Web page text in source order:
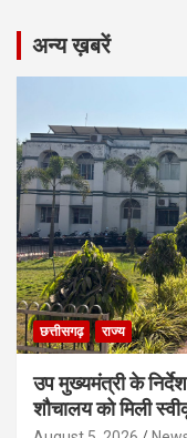
अन्य ख़बरें
छत्तीसगढ़ राज्य
उप मुख्यमंत्री के
शौचालय को मिली